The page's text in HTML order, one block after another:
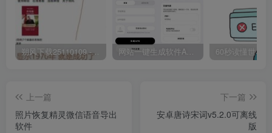
朔风下载25110109 -磁力下载神器-去VIP限制版本 网站一键生成软件APP 完美版 同时支持打包html文件
上一篇
照片恢复精灵微信语音导出
软件
下一篇
安卓唐诗宋词v5.2.0可离线
版